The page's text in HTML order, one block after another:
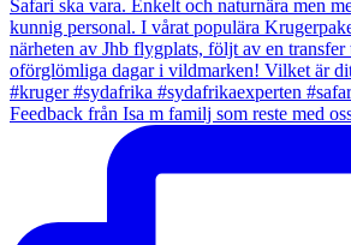
Feedback från Isa m familj som reste med